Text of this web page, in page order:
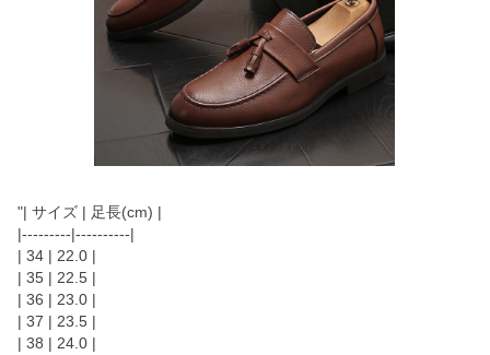
"| サイズ | 足長(cm) |
|---------|----------|
| 34 | 22.0 |
| 35 | 22.5 |
| 36 | 23.0 |
| 37 | 23.5 |
| 38 | 24.0 |